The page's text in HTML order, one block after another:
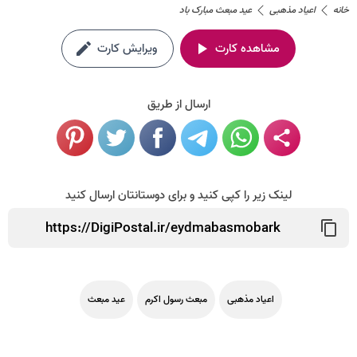
خانه
اعیاد مذهبی عید مبعث مبارک باد
مشاهده کارت ویرایش کارت
ارسال از طریق
لینک زیر را کپی کنید و برای دوستانتان ارسال کنید
اعیاد مذهبی مبعث رسول اکرم عید مبعث